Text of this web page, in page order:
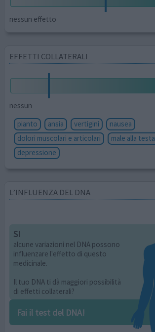
nessun effetto
EFFETTI COLLATERALI
nessun
pianto
ansia vertigini
nausea
dolori muscolari e articolari
male alla testa
depressione
L’INFLUENZA DEL DNA
SI
alcune variazioni nel DNA possono
influenzare l'effetto di questo
medicinale.
Il tuo DNA ti dà maggiori possibilità
di effetti collaterali?
Fai il test del DNA!